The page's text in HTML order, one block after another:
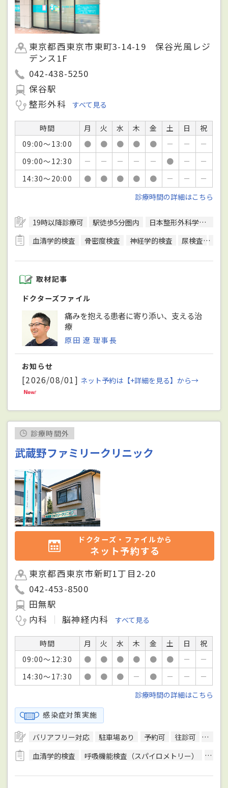
東京都西東京市東町3-14-19 保谷光風レジ
デンス1F
042-438-5250
保谷駅
整形外科
すべて見る
時間 月 火 水 木 金 土 日
祝
09:00～13:00
● ● ● ● ● － －
－
09:00～12:30
－ － － － － ● －
－
14:30～20:00
● ● ● ● ● － －
－
診療時間の詳細はこちら
19時以降診療可 駅徒歩5分圏内
日本整形外科学会整形外科専門医
血清学的検査
骨密度検査 神経学的検査 尿検査
取材記事
ドクターズファイル
痛みを抱える患者に寄り添い、支える治
療
原田 遼 理事長
お知らせ
[2026/08/01] ネット予約は【+詳細を見る】から→
診療時間外
武蔵野ファミリークリニック
ドクターズ・ファイルから
ネット予約する
東京都西東京市新町1丁目2-20
042-453-8500
田無駅
内科
脳神経内科 すべて見る
時間 月 火 水 木 金 土 日
祝
09:00～12:30
● ● ● ● ● ● －
－
14:30～17:30
● ● ● － ● － －
－
診療時間の詳細はこちら
感染症対策実施
バリアフリー対応 駐車場あり 予約可 往診可
訪問
血清学的検査
呼吸機能検査（スパイロメトリー） 心電